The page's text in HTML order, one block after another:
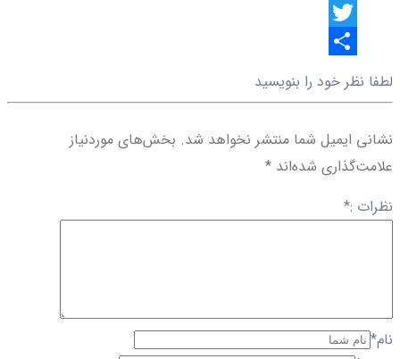
Facebook
Twitter
گذاری
لطفا نظر خود را بنویسید
نشانی ایمیل شما منتشر نخواهد شد. بخش‌های موردنیاز
علامت‌گذاری شده‌اند *
نظرات :*
نام*